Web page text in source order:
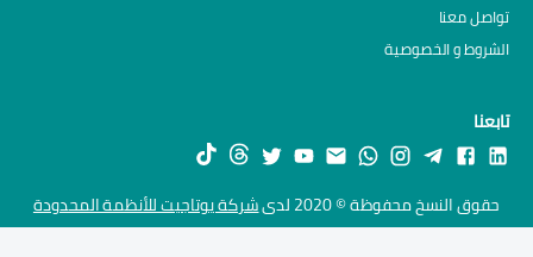
تواصل معنا
الشروط و الخصوصية
تابعنا
حقوق النسخ محفوظة © 2020 لدى شركة يوتاجيت للأنظمة المحدودة